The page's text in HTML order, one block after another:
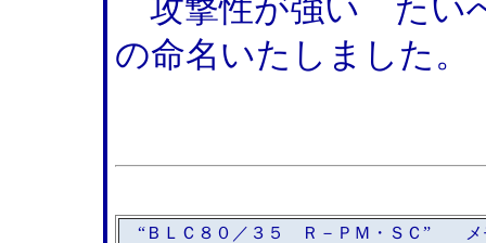
攻撃性が強い たい
の命名いたしました。
“ＢＬＣ８０／３５ Ｒ－ＰＭ・ＳＣ” メ